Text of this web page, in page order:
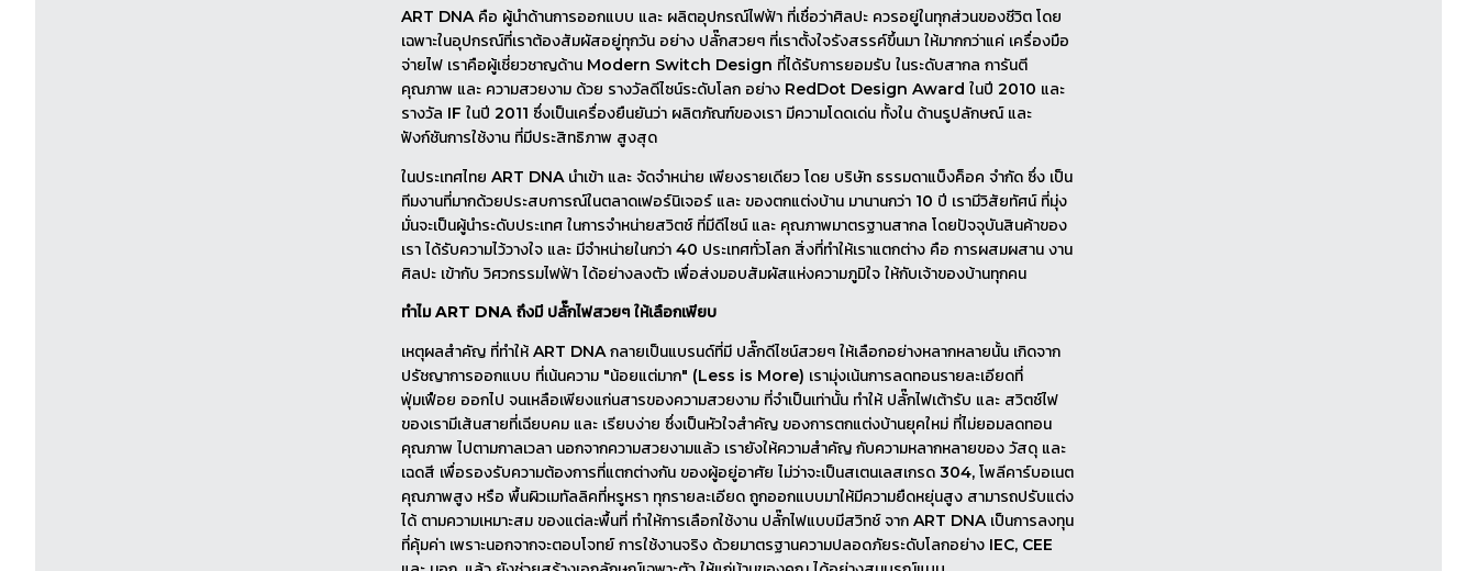
ART DNA คือ ผู้นำด้านการออกแบบ และ ผลิตอุปกรณ์ไฟฟ้า ที่เชื่อว่าศิลปะ ควรอยู่ในทุกส่วนของชีวิต โดย
เฉพาะในอุปกรณ์ที่เราต้องสัมผัสอยู่ทุกวัน อย่าง ปลั๊กสวยๆ ที่เราตั้งใจรังสรรค์ขึ้นมา ให้มากกว่าแค่ เครื่องมือ
จ่ายไฟ เราคือผู้เชี่ยวชาญด้าน Modern Switch Design ที่ได้รับการยอมรับ ในระดับสากล การันตี
คุณภาพ และ ความสวยงาม ด้วย รางวัลดีไซน์ระดับโลก อย่าง RedDot Design Award ในปี 2010 และ
รางวัล IF ในปี 2011 ซึ่งเป็นเครื่องยืนยันว่า ผลิตภัณฑ์ของเรา มีความโดดเด่น ทั้งใน ด้านรูปลักษณ์ และ
ฟังก์ชันการใช้งาน ที่มีประสิทธิภาพ สูงสุด
ในประเทศไทย ART DNA นำเข้า และ จัดจำหน่าย เพียงรายเดียว โดย บริษัท ธรรมดาแบ็งค็อค จำกัด ซึ่ง เป็น
ทีมงานที่มากด้วยประสบการณ์ในตลาดเฟอร์นิเจอร์ และ ของตกแต่งบ้าน มานานกว่า 10 ปี เรามีวิสัยทัศน์ ที่มุ่ง
มั่นจะเป็นผู้นำระดับประเทศ ในการจำหน่ายสวิตช์ ที่มีดีไซน์ และ คุณภาพมาตรฐานสากล โดยปัจจุบันสินค้าของ
เรา ได้รับความไว้วางใจ และ มีจำหน่ายในกว่า 40 ประเทศทั่วโลก สิ่งที่ทำให้เราแตกต่าง คือ การผสมผสาน งาน
ศิลปะ เข้ากับ วิศวกรรมไฟฟ้า ได้อย่างลงตัว เพื่อส่งมอบสัมผัสแห่งความภูมิใจ ให้กับเจ้าของบ้านทุกคน
ทำไม ART DNA ถึงมี ปลั๊กไฟสวยๆ ให้เลือกเพียบ
เหตุผลสำคัญ ที่ทำให้ ART DNA กลายเป็นแบรนด์ที่มี ปลั๊กดีไซน์สวยๆ ให้เลือกอย่างหลากหลายนั้น เกิดจาก
ปรัชญาการออกแบบ ที่เน้นความ "น้อยแต่มาก" (Less is More) เรามุ่งเน้นการลดทอนรายละเอียดที่
ฟุ่มเฟือย ออกไป จนเหลือเพียงแก่นสารของความสวยงาม ที่จำเป็นเท่านั้น ทำให้ ปลั๊กไฟเต้ารับ และ สวิตช์ไฟ
ของเรามีเส้นสายที่เฉียบคม และ เรียบง่าย ซึ่งเป็นหัวใจสำคัญ ของการตกแต่งบ้านยุคใหม่ ที่ไม่ยอมลดทอน
คุณภาพ ไปตามกาลเวลา นอกจากความสวยงามแล้ว เรายังให้ความสำคัญ กับความหลากหลายของ วัสดุ และ
เฉดสี เพื่อรองรับความต้องการที่แตกต่างกัน ของผู้อยู่อาศัย ไม่ว่าจะเป็นสเตนเลสเกรด 304, โพลีคาร์บอเนต
คุณภาพสูง หรือ พื้นผิวเมทัลลิคที่หรูหรา ทุกรายละเอียด ถูกออกแบบมาให้มีความยืดหยุ่นสูง สามารถปรับแต่ง
ได้ ตามความเหมาะสม ของแต่ละพื้นที่ ทำให้การเลือกใช้งาน ปลั๊กไฟแบบมีสวิทช์ จาก ART DNA เป็นการลงทุน
ที่คุ้มค่า เพราะนอกจากจะตอบโจทย์ การใช้งานจริง ด้วยมาตรฐานความปลอดภัยระดับโลกอย่าง IEC, CEE